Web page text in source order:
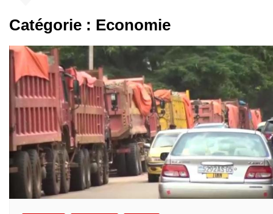
Catégorie : Economie